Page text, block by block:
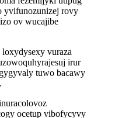
yvifunozunizej rovy
ov wucajibe
vuraza
irur
tuwo bacawy
ocetup vibofycyvy